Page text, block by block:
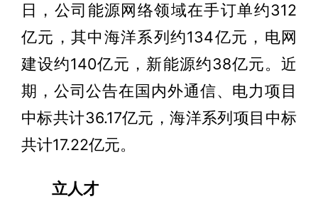
日，公司能源网络领域在手订单约312
亿元，其中海洋系列约134亿元，电网
建设约140亿元，新能源约38亿元。近
期，公司公告在国内外通信、电力项目
中标共计36.17亿元，海洋系列项目中标
共计17.22亿元。
立人才